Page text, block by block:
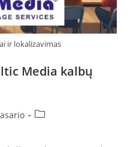
ir lokalizavimas
Media kalbų
Post